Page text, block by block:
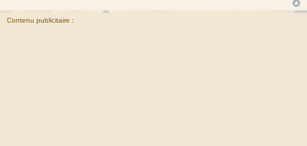
Contenu publicitaire :